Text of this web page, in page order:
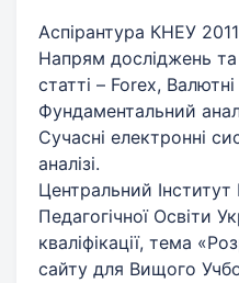
Аспірантура КНЕУ
Напрям досліджень та
статті – Forex,
Фундаментальний
Сучасні електронні
аналізі.
Центральний Інститут
Педагогічної Освіти
кваліфікації, тема
сайту для Вищого